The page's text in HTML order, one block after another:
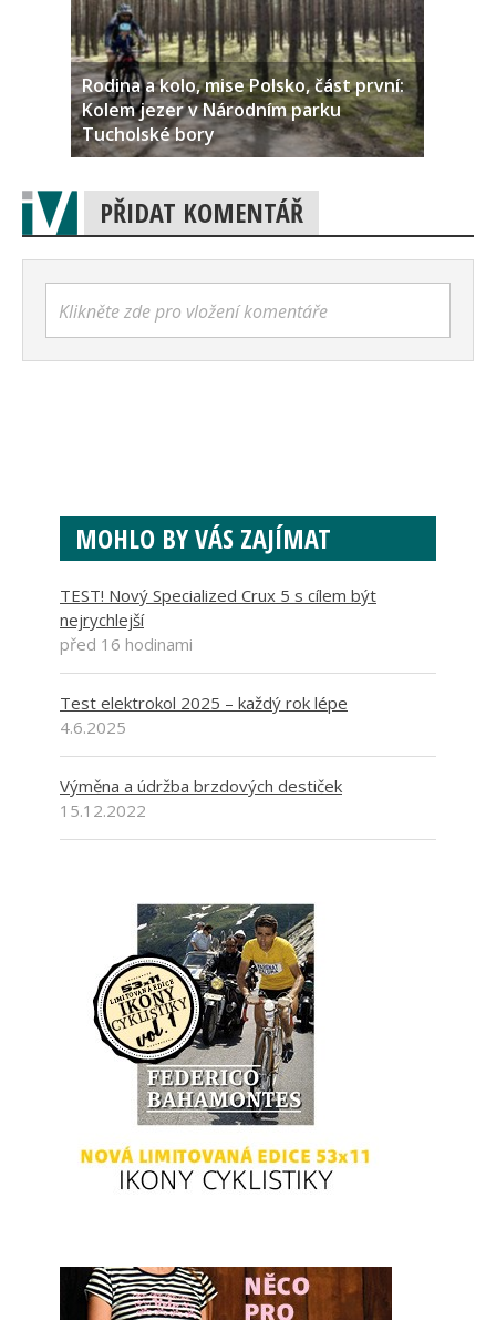
Rodina a kolo, mise Polsko, část první:
Kolem jezer v Národním parku
Tucholské bory
PŘIDAT KOMENTÁŘ
Klikněte zde pro vložení komentáře
MOHLO BY VÁS ZAJÍMAT
TEST! Nový Specialized Crux 5 s cílem být
nejrychlejší
před 16 hodinami
Test elektrokol 2025 – každý rok lépe
4.6.2025
Výměna a údržba brzdových destiček
15.12.2022